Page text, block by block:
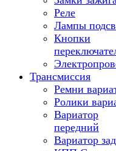
Реле
Лампы
Кнопки
Трансмиссия
Ремни
Ролики
Вариатор
передний
Вариатор